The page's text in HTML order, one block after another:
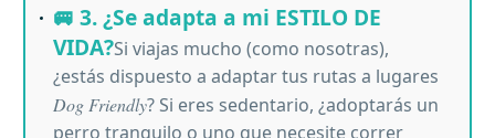
🚐 3. ¿Se adapta a mi ESTILO DE
VIDA?Si viajas mucho (como nosotras),
¿estás dispuesto a adaptar tus rutas a lugares
Dog Friendly? Si eres sedentario, ¿adoptarás un
perro tranquilo o uno que necesite correr